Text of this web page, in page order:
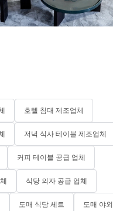
호텔 침대 제조업체
저녁 식사 테이블 제조업체
커피 테이블 공급 업체
식당 의자 공급 업체
도매 식당 세트 도매 야